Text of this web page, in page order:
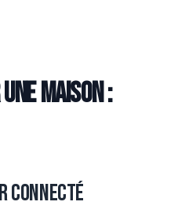
maison :
connecté